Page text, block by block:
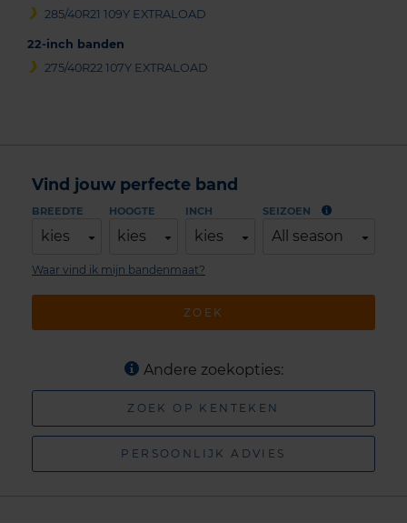
285/40R21 109Y EXTRALOAD
22-inch banden
275/40R22 107Y EXTRALOAD
Vind jouw perfecte band
BREEDTE
kies
HOOGTE
kies
INCH
kies
SEIZOEN
All season
ZOEK
Waar vind ik mijn bandenmaat?
Andere zoekopties:
ZOEK OP KENTEKEN
PERSOONLIJK ADVIES